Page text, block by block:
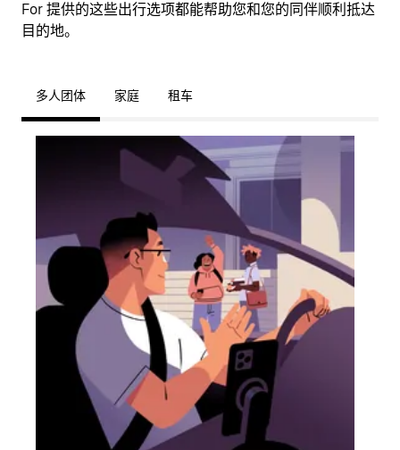
For 提供的这些出行选项都能帮助您和您的同伴顺利抵达
目的地。
多人团体 家庭 租车